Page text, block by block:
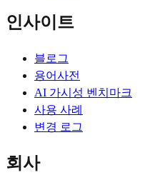
인사이트
블로그
용어사전
AI 가시성 벤치마크
사용 사례
변경 로그
회사